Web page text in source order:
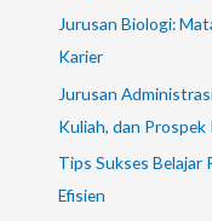
Jurusan Biologi:
Karier
Jurusan
Kuliah, dan
Tips Sukses Belajar
Efisien